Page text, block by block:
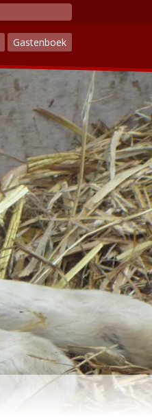
Gastenboek